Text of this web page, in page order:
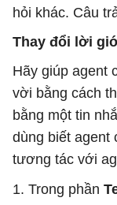
hỏi khác. Câu
Thay đổi lời
Hãy giúp agent
vời bằng cách
bằng một tin
dùng biết agent
tương tác với
1. Trong phần